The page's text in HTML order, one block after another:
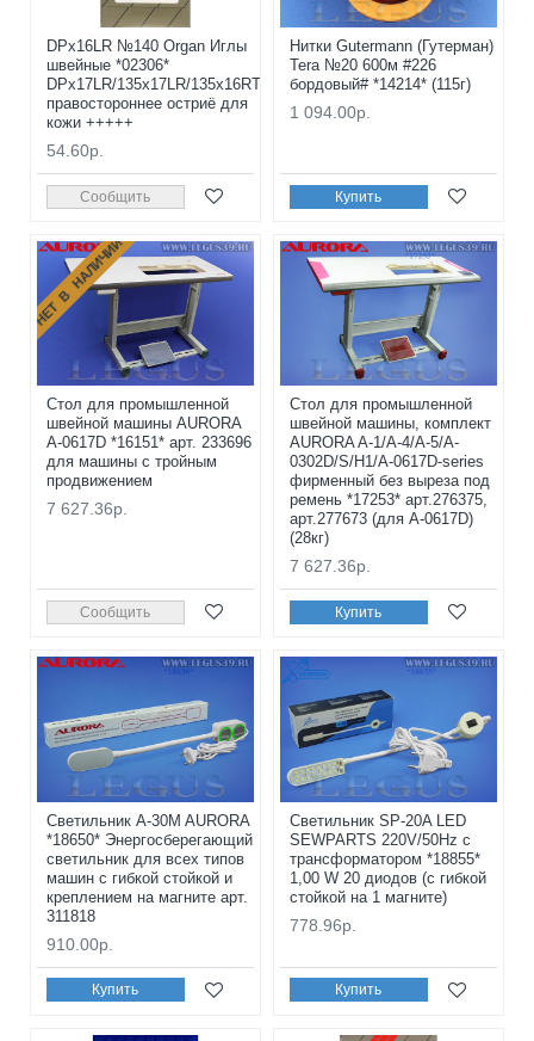
DPx16LR №140 Organ Иглы
швейные *02306*
DPx17LR/135x17LR/135x16RTW
правостороннее остриё для
кожи +++++
54.60р.
Сообщить
Нитки Gutermann (Гутерман)
Tera №20 600м #226
бордовый# *14214* (115г)
1 094.00р.
Купить
НЕТ В НАЛИЧИИ
Стол для промышленной
швейной машины AURORA
A-0617D *16151* арт. 233696
для машины с тройным
продвижением
7 627.36р.
Сообщить
Стол для промышленной
швейной машины, комплект
AURORA A-1/A-4/A-5/A-
0302D/S/H1/A-0617D-series
фирменный без выреза под
ремень *17253* арт.276375,
арт.277673 (для A-0617D)
(28кг)
7 627.36р.
Купить
Светильник A-30M AURORA
*18650* Энергосберегающий
светильник для всех типов
машин с гибкой стойкой и
креплением на магните арт.
311818
910.00р.
Купить
Светильник SP-20A LED
SEWPARTS 220V/50Hz с
трансформатором *18855*
1,00 W 20 диодов (с гибкой
стойкой на 1 магните)
778.96р.
Купить